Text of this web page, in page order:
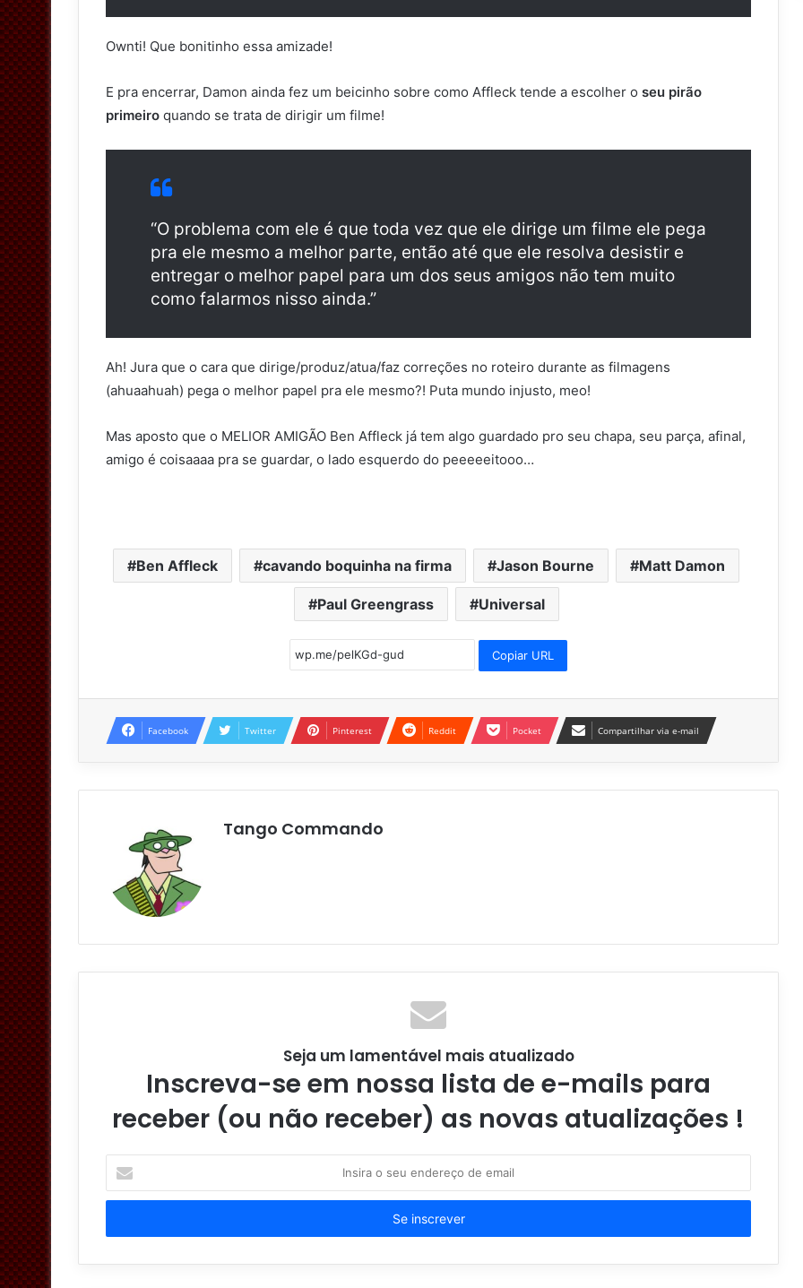
Ownti! Que bonitinho essa amizade!
E pra encerrar, Damon ainda fez um beicinho sobre como Affleck tende a escolher o seu pirão
primeiro quando se trata de dirigir um filme!
“O problema com ele é que toda vez que ele dirige um filme ele pega
pra ele mesmo a melhor parte, então até que ele resolva desistir e
entregar o melhor papel para um dos seus amigos não tem muito
como falarmos nisso ainda.”
Ah! Jura que o cara que dirige/produz/atua/faz correções no roteiro durante as filmagens
(ahuaahuah) pega o melhor papel pra ele mesmo?! Puta mundo injusto, meo!
Mas aposto que o MELIOR AMIGÃO Ben Affleck já tem algo guardado pro seu chapa, seu parça, afinal,
amigo é coisaaaa pra se guardar, o lado esquerdo do peeeeeitooo…
Ben Affleck cavando boquinha na firma Jason Bourne Matt Damon
Paul Greengrass Universal
Copiar URL
Facebook Twitter Pinterest Reddit Pocket Compartilhar via e-mail
Tango Commando
Seja um lamentável mais atualizado
Inscreva-se em nossa lista de e-mails para
receber (ou não receber) as novas atualizações !
s
r